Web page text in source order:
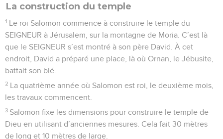
La construction du temple
1 Le roi Salomon commence à construire le temple du
SEIGNEUR à Jérusalem, sur la montagne de Moria. C’est là
que le SEIGNEUR s’est montré à son père David. À cet
endroit, David a préparé une place, là où Ornan, le Jébusite,
battait son blé.
2 La quatrième année où Salomon est roi, le deuxième mois,
les travaux commencent.
3 Salomon fixe les dimensions pour construire le temple de
Dieu en utilisant d’anciennes mesures. Cela fait 30 mètres
de long et 10 mètres de large.